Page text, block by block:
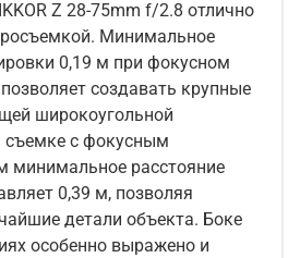
Минимальное
0,19 м при фокусном
создавать крупные
широкоугольной
съемке с фокусным
минимальное расстояние
0,39 м, позволяя
детали объекта. Боке
особенно выражено и